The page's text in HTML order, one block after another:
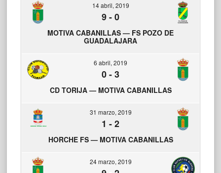
14 abril, 2019
9-0
MOTIVA CABANILLAS — FS POZO DE
GUADALAJARA
6 abril, 2019
0-3
CD TORIJA — MOTIVA CABANILLAS
31 marzo, 2019
1 -2
HORCHE FS — MOTIVA CABANILLAS
24 marzo, 2019